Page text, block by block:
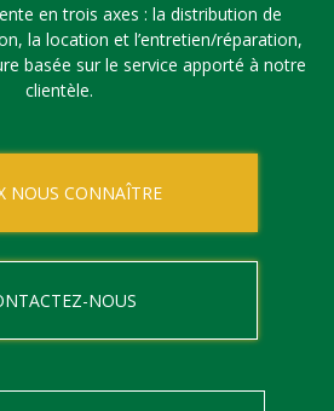
en trois axes : la distribution de
la location et l’entretien/réparation,
basée sur le service apporté à notre
clientèle.
NOUS CONNAÎTRE
NOUS